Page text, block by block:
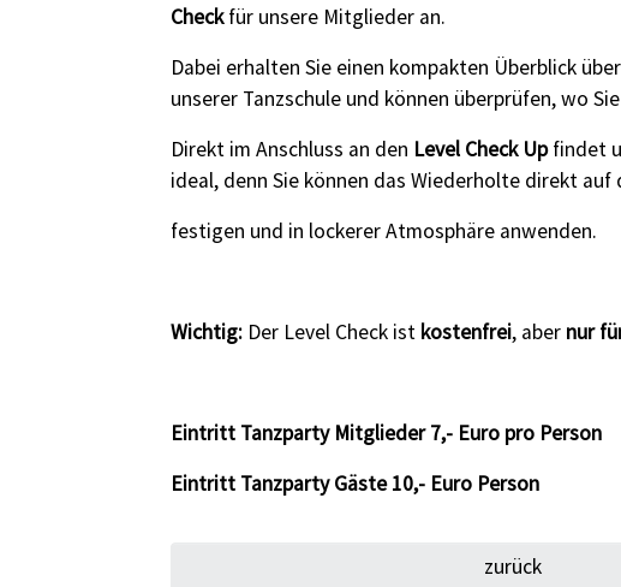
Checkfür unsere Mitglieder an.
Dabei erhalten Sie einen kompakten Überblick
unserer Tanzschule und können überprüfen, wo
Direkt im Anschluss an den Level Check Upfindet
ideal, denn Sie können das Wiederholte direkt auf
festigen und in lockerer Atmosphäre anwenden.
Wichtig: Der Level Check ist kostenfrei, aber nur
Eintritt Tanzparty Mitglieder 7,- Euro pro Person
Eintritt Tanzparty Gäste 10,- Euro Person
zurück